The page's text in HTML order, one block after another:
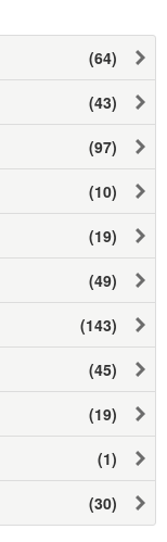
(64)
(43)
(97)
(10)
(19)
(49)
(143)
(45)
(19)
(1)
(30)